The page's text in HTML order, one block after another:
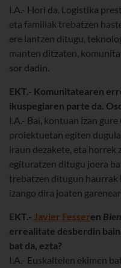
I.A.- Hori da. Logistika
eta familiak trebatzen
ere lantzen ditugu,
manten ditzaten,
sor dadin.
EKT.- Komunitatearen
ikuspegiaren parte da.
I.A.- Bai, kontuan izan
proiektuetan egiten
iraun dezakete, eta
egituratzen ditugu joera
trebatzen ditugun
izango dira joaten
EKT.- Javier Fesseren
errealitate desberdin
bat da, ezta?
I.A.- Euskaltelen ekimen